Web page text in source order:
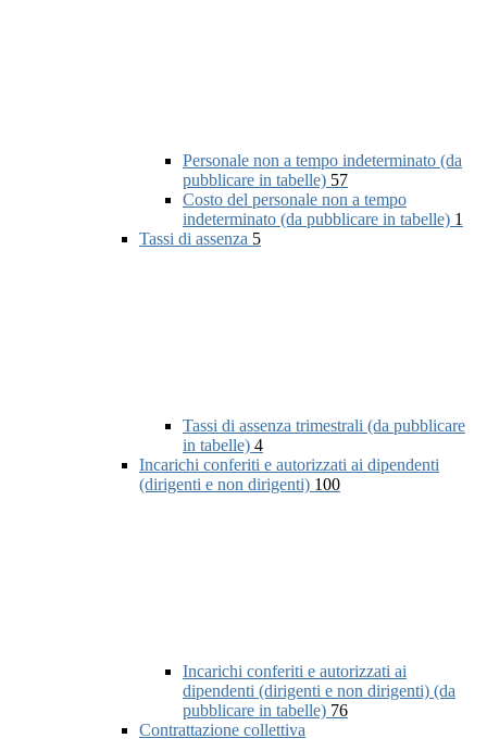
Personale non a tempo indeterminato (da
pubblicare in tabelle) 57
Costo del personale non a tempo
indeterminato (da pubblicare in tabelle) 1
Tassi di assenza 5
Tassi di assenza trimestrali (da pubblicare
in tabelle) 4
Incarichi conferiti e autorizzati ai dipendenti
(dirigenti e non dirigenti) 100
Incarichi conferiti e autorizzati ai
dipendenti (dirigenti e non dirigenti) (da
pubblicare in tabelle) 76
Contrattazione collettiva